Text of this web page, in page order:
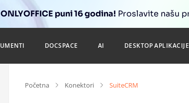
ONLYOFFICE puni 16 godina! Proslavite našu
DOCSPACE AI DESKTOP APLIKACIJE
Početna Konektori SuiteCRM